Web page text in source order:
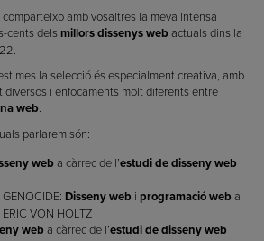
amb vosaltres la meva intensa
cents dels millors dissenys web actuals dins la
mes la selecció és especialment creativa, amb
diversos i enfocaments molt diferents entre
web.
parlarem són:
web a càrrec de l’estudi de disseny web
Disseny web i programació web a
VON HOLTZ
web a càrrec de l’estudi de disseny web